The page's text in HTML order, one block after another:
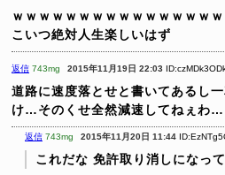
ｗｗｗｗｗｗｗｗｗｗｗｗｗｗｗ
こいつ絶対人生楽しいはず
返信 743mg 2015年11月19日 22:03
道路に速度落とせと書いてあるし
け…そのくせ全然減速してねぇわ…
返信 743mg 2015年11月20日 11:44
これだな 免許取り消しになっ